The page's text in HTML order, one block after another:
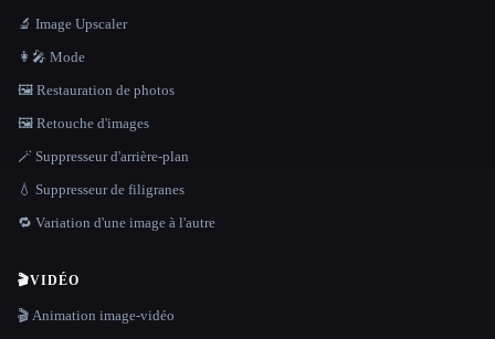
🔬 Image Upscaler
👩‍🎤 Mode
🖼️ Restauration de photos
🖼️ Retouche d'images
🪄 Suppresseur d'arrière-plan
💧 Suppresseur de filigranes
🔁 Variation d'une image à l'autre
🎬VIDÉO
🎬 Animation image-vidéo